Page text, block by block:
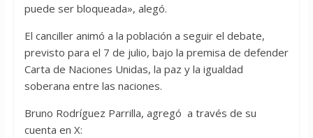
puede ser bloqueada», alegó.
El canciller animó a la población a seguir el debate,
previsto para el 7 de julio, bajo la premisa de defender
Carta de Naciones Unidas, la paz y la igualdad
soberana entre las naciones.
Bruno Rodríguez Parrilla, agregó a través de su
cuenta en X: